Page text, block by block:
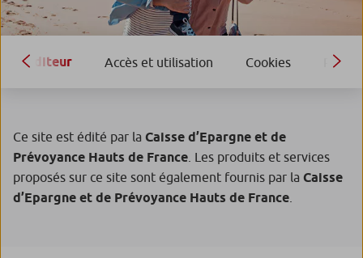
Éditeur Accès et utilisation Cookies
Ce site est édité par la Caisse d’Epargne et de
Prévoyance Hauts de France . Les produits et services
proposés sur ce site sont également fournis par la Caisse
d’Epargne et de Prévoyance Hauts de France